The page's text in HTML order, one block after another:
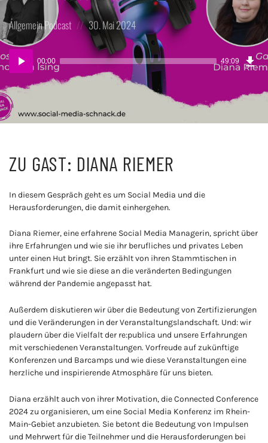
Posted
in:
AllgemeinPodcast
Posted
on
30. Mai 2024
Audio-
Player
00:00 49:09
ZU GAST: DIANA RIEMER
In diesem Gespräch geht es um Social Media und die
Herausforderungen, die damit einhergehen.
Diana Riemer, eine erfahrene Social Media Managerin, spricht über
ihre Erfahrungen und wie sie ihr berufliches und privates Leben
unter einen Hut bringt. Sie erzählt von ihren Stammtischen in
Frankfurt und wie sie diese an die veränderten Bedingungen
während der Pandemie angepasst hat.
Außerdem diskutieren wir über die Bedeutung von Zertifizierungen
und die Veränderungen in der Veranstaltungslandschaft. Und: wir
plaudern über die Vielfalt der re:publica und unsere Erfahrungen
mit verschiedenen Veranstaltungen. Vorfreude auf zukünftige
Konferenzen und Barcamps und wie diese Veranstaltungen eine
herzliche und inspirierende Atmosphäre für uns bieten.
Diana erzählt auch von ihrer Motivation, die Connected Conference
2024 zu organisieren, um eine Social Media Konferenz im Rhein-
Main-Gebiet anzubieten. Sie betont die Bedeutung von Impulsen
und Mehrwert für die Teilnehmer und die Herausforderungen bei